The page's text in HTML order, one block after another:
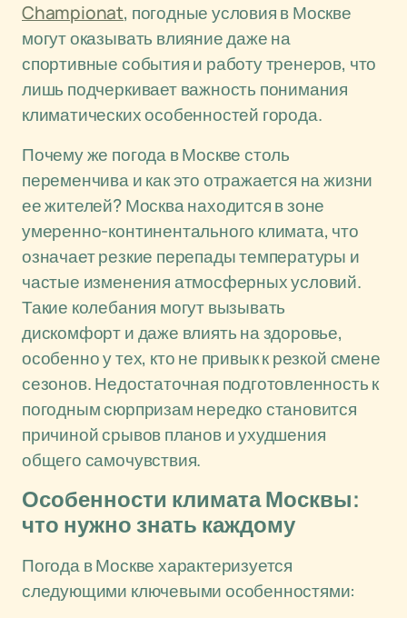
Championat, погодные условия в Москве
могут оказывать влияние даже на
спортивные события и работу тренеров, что
лишь подчеркивает важность понимания
климатических особенностей города.
Почему же погода в Москве столь
переменчива и как это отражается на жизни
ее жителей? Москва находится в зоне
умеренно-континентального климата, что
означает резкие перепады температуры и
частые изменения атмосферных условий.
Такие колебания могут вызывать
дискомфорт и даже влиять на здоровье,
особенно у тех, кто не привык к резкой смене
сезонов. Недостаточная подготовленность к
погодным сюрпризам нередко становится
причиной срывов планов и ухудшения
общего самочувствия.
Особенности климата Москвы:
что нужно знать каждому
Погода в Москве характеризуется
следующими ключевыми особенностями: